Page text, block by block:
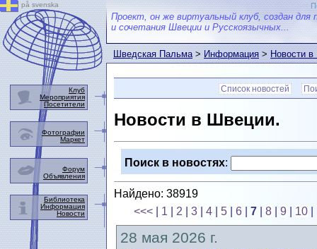
Проект, он же виртуальный клуб, создан для
и сочетания Швеции и Русскоязычных...
Шведская Пальма>Информация>Новости
Список новостей
Новости в Швеции.
Поиск в новостях:
Найдено: 38919
<<<
1 2 |3 |4 5 |6 |7 |8 |9 10
28 мая 2026 г.
på svenska
Клуб
Мероприятия
Посетители
Фотографии
Маркет
Форум
Объявления
Библиотека
Информация
Новости